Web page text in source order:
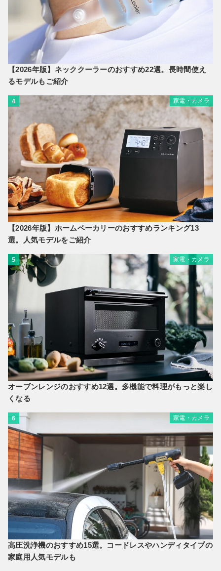
【2026年版】ネッククーラーのおすすめ22選。長時間使え
るモデルもご紹介
4 家電・カメラ
【2026年版】ホームベーカリーのおすすめランキング13
選。人気モデルをご紹介
5 家電・カメラ
オーブンレンジのおすすめ12選。多機能で料理がもっと楽し
くなる
6 家電・カメラ
高圧洗浄機のおすすめ15選。コードレスやハンディタイプの
家庭用人気モデルも